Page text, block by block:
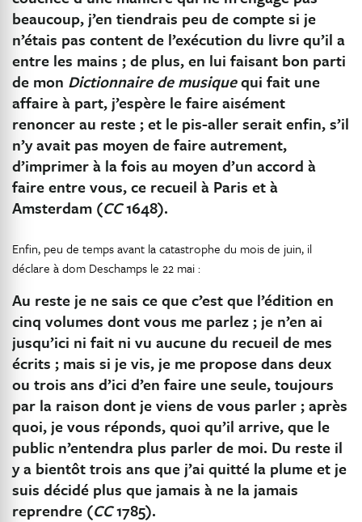
beaucoup, j’en tiendrais peu de compte si je
n’étais pas content de l’exécution du livre qu’il a
entre les mains ; de plus, en lui faisant bon parti
de mon Dictionnaire de musiquequi fait une
affaire à part, j’espère le faire aisément
renoncer au reste ; et le pis-aller serait enfin, s’il
n’y avait pas moyen de faire autrement,
d’imprimer à la fois au moyen d’un accord à
faire entre vous, ce recueil à Paris et à
Amsterdam (CC1648).
Enfin, peu de temps avant la catastrophe du mois de juin, il
déclare à dom Deschamps le 22 mai :
Au reste je ne sais ce que c’est que l’édition en
cinq volumes dont vous me parlez ; je n’en ai
jusqu’ici ni fait ni vu aucune du recueil de mes
écrits ; mais si je vis, je me propose dans deux
ou trois ans d’ici d’en faire une seule, toujours
par la raison dont je viens de vous parler ; après
quoi, je vous réponds, quoi qu’il arrive, que le
public n’entendra plus parler de moi. Du reste il
y a bientôt trois ans que j’ai quitté la plume et je
suis décidé plus que jamais à ne la jamais
reprendre (CC1785).